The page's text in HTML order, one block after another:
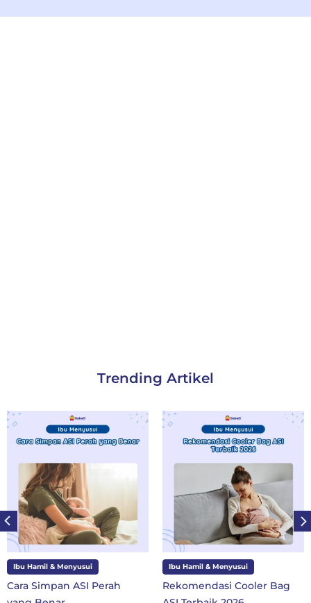
Trending Artikel
Ibu Hamil & Menyusui
Rekomendasi Cooler Bag
Ibu dan Anak
10 Perlengkapan Sekolah